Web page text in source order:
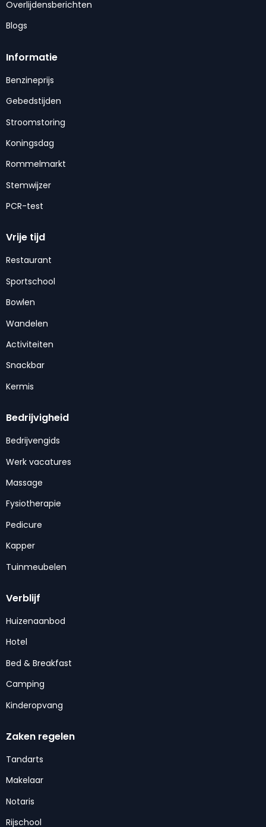
Overlijdensberichten
Blogs
Informatie
Benzineprijs
Gebedstijden
Stroomstoring
Koningsdag
Rommelmarkt
Stemwijzer
PCR-test
Vrije tijd
Restaurant
Sportschool
Bowlen
Wandelen
Activiteiten
Snackbar
Kermis
Bedrijvigheid
Bedrijvengids
Werk vacatures
Massage
Fysiotherapie
Pedicure
Kapper
Tuinmeubelen
Verblijf
Huizenaanbod
Hotel
Bed & Breakfast
Camping
Kinderopvang
Zaken regelen
Tandarts
Makelaar
Notaris
Rijschool